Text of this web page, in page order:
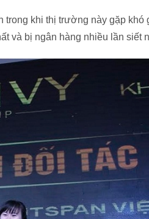
trong khi thị trường này gặp khó
và bị ngân hàng nhiều lần siết